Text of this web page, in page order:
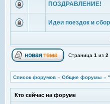
ПОЗДРАВЛЕНИЕ!
Идеи поездок и
Страница 1 из 2
Список форумов » Общие форумы »
Кто сейчас на форуме